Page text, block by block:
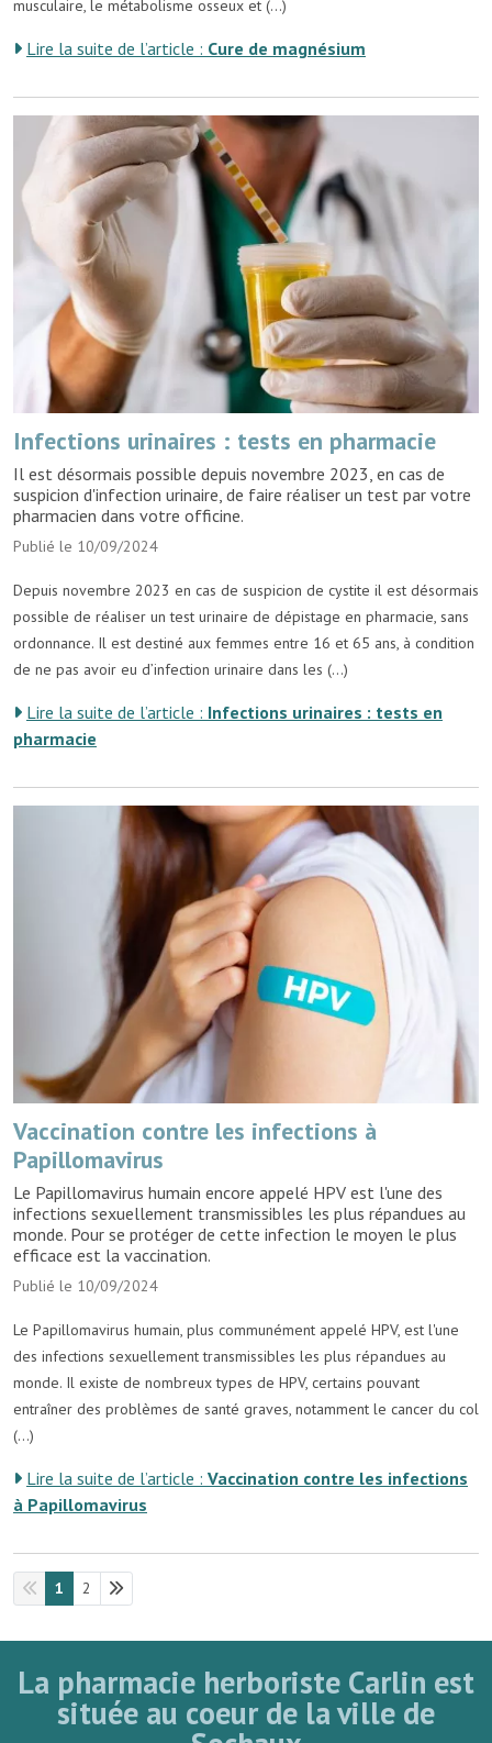
musculaire, le métabolisme osseux et (...)
Lire la suite de l’article : Cure de magnésium
Infections urinaires : tests en pharmacie
Il est désormais possible depuis novembre 2023, en cas de
suspicion d'infection urinaire, de faire réaliser un test par votre
pharmacien dans votre officine.
Publié le 10/09/2024
Depuis novembre 2023 en cas de suspicion de cystite il est désormais
possible de réaliser un test urinaire de dépistage en pharmacie, sans
ordonnance. Il est destiné aux femmes entre 16 et 65 ans, à condition
de ne pas avoir eu d’infection urinaire dans les (...)
Lire la suite de l’article : Infections urinaires : tests en
pharmacie
Vaccination contre les infections à
Papillomavirus
Le Papillomavirus humain encore appelé HPV est l'une des
infections sexuellement transmissibles les plus répandues au
monde. Pour se protéger de cette infection le moyen le plus
efficace est la vaccination.
Publié le 10/09/2024
Le Papillomavirus humain, plus communément appelé HPV, est l'une
des infections sexuellement transmissibles les plus répandues au
monde. Il existe de nombreux types de HPV, certains pouvant
entraîner des problèmes de santé graves, notamment le cancer du col
(...)
Lire la suite de l’article : Vaccination contre les infections
à Papillomavirus
1 2
La pharmacie herboriste Carlin est
située au coeur de la ville de